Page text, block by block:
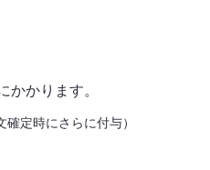
かかります。
定時にさらに付与）